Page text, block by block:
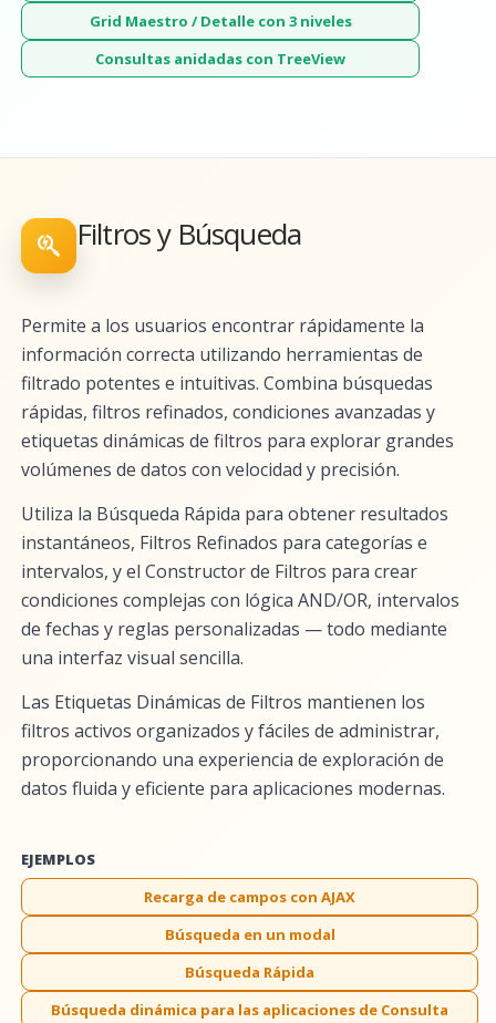
Grid Maestro / Detalle con 3 niveles
Consultas anidadas con TreeView
Filtros y Búsqueda
Permite a los usuarios encontrar rápidamente la
información correcta utilizando herramientas de
filtrado potentes e intuitivas. Combina búsquedas
rápidas, filtros refinados, condiciones avanzadas y
etiquetas dinámicas de filtros para explorar grandes
volúmenes de datos con velocidad y precisión.
Utiliza la Búsqueda Rápida para obtener resultados
instantáneos, Filtros Refinados para categorías e
intervalos, y el Constructor de Filtros para crear
condiciones complejas con lógica AND/OR, intervalos
de fechas y reglas personalizadas — todo mediante
una interfaz visual sencilla.
Las Etiquetas Dinámicas de Filtros mantienen los
filtros activos organizados y fáciles de administrar,
proporcionando una experiencia de exploración de
datos fluida y eficiente para aplicaciones modernas.
EJEMPLOS
Recarga de campos con AJAX
Búsqueda en un modal
Búsqueda Rápida
Búsqueda dinámica para las aplicaciones de Consulta